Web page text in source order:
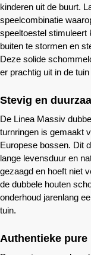
kinderen uit de buurt.
speelcombinatie
speeltoestel stimuleert
buiten te stormen en
Deze solide
er prachtig uit in de
Stevig en
De Linea Massiv
turnringen is gemaakt
Europese bossen. Dit
lange levensduur en
gezaagd en hoeft niet
de dubbele houten
onderhoud jarenlang
tuin.
Authentieke